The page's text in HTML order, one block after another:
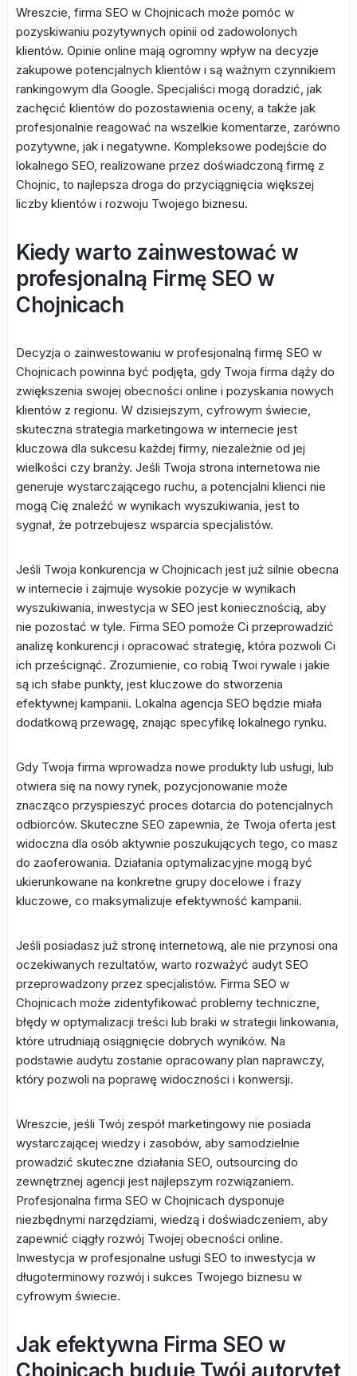
Wreszcie, firma SEO w Chojnicach może pomóc w
pozyskiwaniu pozytywnych opinii od zadowolonych
klientów. Opinie online mają ogromny wpływ na decyzje
zakupowe potencjalnych klientów i są ważnym czynnikiem
rankingowym dla Google. Specjaliści mogą doradzić, jak
zachęcić klientów do pozostawienia oceny, a także jak
profesjonalnie reagować na wszelkie komentarze, zarówno
pozytywne, jak i negatywne. Kompleksowe podejście do
lokalnego SEO, realizowane przez doświadczoną firmę z
Chojnic, to najlepsza droga do przyciągnięcia większej
liczby klientów i rozwoju Twojego biznesu.
Kiedy warto zainwestować w
profesjonalną Firmę SEO w
Chojnicach
Decyzja o zainwestowaniu w profesjonalną firmę SEO w
Chojnicach powinna być podjęta, gdy Twoja firma dąży do
zwiększenia swojej obecności online i pozyskania nowych
klientów z regionu. W dzisiejszym, cyfrowym świecie,
skuteczna strategia marketingowa w internecie jest
kluczowa dla sukcesu każdej firmy, niezależnie od jej
wielkości czy branży. Jeśli Twoja strona internetowa nie
generuje wystarczającego ruchu, a potencjalni klienci nie
mogą Cię znaleźć w wynikach wyszukiwania, jest to
sygnał, że potrzebujesz wsparcia specjalistów.
Jeśli Twoja konkurencja w Chojnicach jest już silnie obecna
w internecie i zajmuje wysokie pozycje w wynikach
wyszukiwania, inwestycja w SEO jest koniecznością, aby
nie pozostać w tyle. Firma SEO pomoże Ci przeprowadzić
analizę konkurencji i opracować strategię, która pozwoli Ci
ich prześcignąć. Zrozumienie, co robią Twoi rywale i jakie
są ich słabe punkty, jest kluczowe do stworzenia
efektywnej kampanii. Lokalna agencja SEO będzie miała
dodatkową przewagę, znając specyfikę lokalnego rynku.
Gdy Twoja firma wprowadza nowe produkty lub usługi, lub
otwiera się na nowy rynek, pozycjonowanie może
znacząco przyspieszyć proces dotarcia do potencjalnych
odbiorców. Skuteczne SEO zapewnia, że Twoja oferta jest
widoczna dla osób aktywnie poszukujących tego, co masz
do zaoferowania. Działania optymalizacyjne mogą być
ukierunkowane na konkretne grupy docelowe i frazy
kluczowe, co maksymalizuje efektywność kampanii.
Jeśli posiadasz już stronę internetową, ale nie przynosi ona
oczekiwanych rezultatów, warto rozważyć audyt SEO
przeprowadzony przez specjalistów. Firma SEO w
Chojnicach może zidentyfikować problemy techniczne,
błędy w optymalizacji treści lub braki w strategii linkowania,
które utrudniają osiągnięcie dobrych wyników. Na
podstawie audytu zostanie opracowany plan naprawczy,
który pozwoli na poprawę widoczności i konwersji.
Wreszcie, jeśli Twój zespół marketingowy nie posiada
wystarczającej wiedzy i zasobów, aby samodzielnie
prowadzić skuteczne działania SEO, outsourcing do
zewnętrznej agencji jest najlepszym rozwiązaniem.
Profesjonalna firma SEO w Chojnicach dysponuje
niezbędnymi narzędziami, wiedzą i doświadczeniem, aby
zapewnić ciągły rozwój Twojej obecności online.
Inwestycja w profesjonalne usługi SEO to inwestycja w
długoterminowy rozwój i sukces Twojego biznesu w
cyfrowym świecie.
Jak efektywna Firma SEO w
Chojnicach buduje Twój autorytet